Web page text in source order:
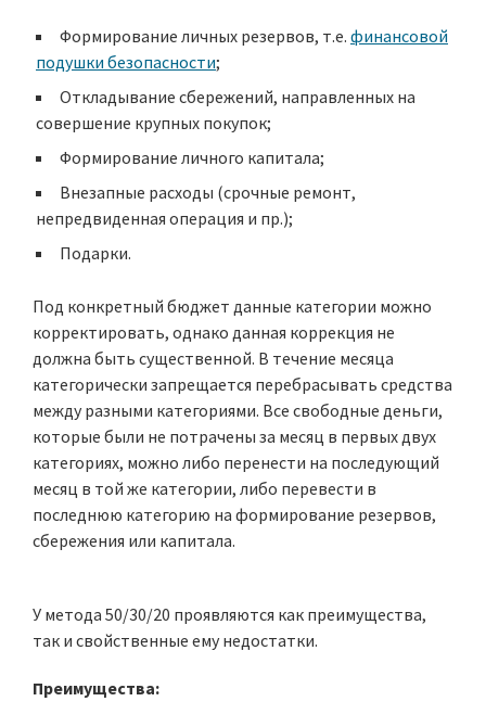
Формирование личных резервов, т.е. финансовой
подушки безопасности;
Откладывание сбережений, направленных на
совершение крупных покупок;
Формирование личного капитала;
Внезапные расходы (срочные ремонт,
непредвиденная операция и пр.);
Подарки.
Под конкретный бюджет данные категории можно
корректировать, однако данная коррекция не
должна быть существенной. В течение месяца
категорически запрещается перебрасывать средства
между разными категориями. Все свободные деньги,
которые были не потрачены за месяц в первых двух
категориях, можно либо перенести на последующий
месяц в той же категории, либо перевести в
последнюю категорию на формирование резервов,
сбережения или капитала.
У метода 50/30/20 проявляются как преимущества,
так и свойственные ему недостатки.
Преимущества: